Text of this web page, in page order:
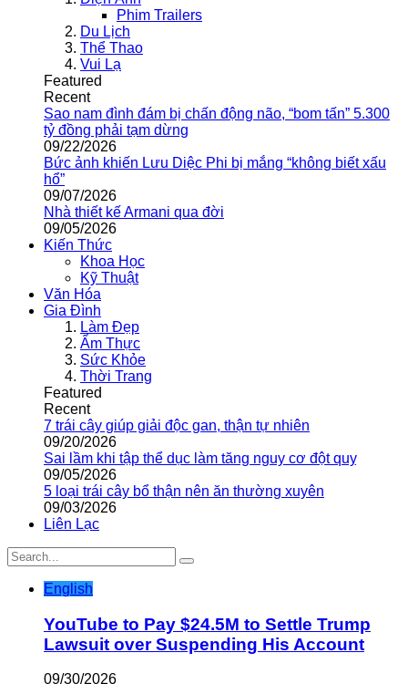
Phim Trailers
Du Lịch
Thể Thao
Vui Lạ
Featured
Recent
Sao nam đình đám bị chấn động não, “bom tấn” 5.300
tỷ đồng phải tạm dừng
09/22/2026
Bức ảnh khiến Lưu Diệc Phi bị mắng “không biết xấu
hổ”
09/07/2026
Nhà thiết kế Armani qua đời
09/05/2026
Kiến Thức
Khoa Học
Kỹ Thuật
Văn Hóa
Gia Đình
Làm Đẹp
Ẩm Thực
Sức Khỏe
Thời Trang
Featured
Recent
7 trái cây giúp giải độc gan, thận tự nhiên
09/20/2026
Sai lầm khi tập thể dục làm tăng nguy cơ đột quỵ
09/05/2026
5 loại trái cây bổ thận nên ăn thường xuyên
09/03/2026
Liên Lạc
English
YouTube to Pay $24.5M to Settle Trump
Lawsuit over Suspending His Account
09/30/2026